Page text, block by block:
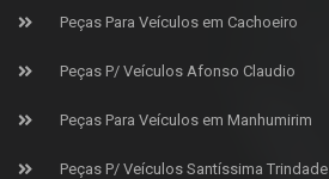
Peças Para Veículos em Cachoeiro
Peças P/ Veículos Afonso Claudio
Peças Para Veículos em Manhumirim
Peças P/ Veículos Santíssima Trindade